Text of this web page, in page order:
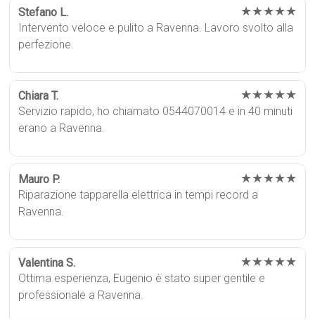
Stefano L. ★★★★★
Intervento veloce e pulito a Ravenna. Lavoro svolto alla
perfezione.
Chiara T. ★★★★★
Servizio rapido, ho chiamato 0544070014 e in 40 minuti
erano a Ravenna.
Mauro P. ★★★★★
Riparazione tapparella elettrica in tempi record a
Ravenna.
Valentina S. ★★★★★
Ottima esperienza, Eugenio è stato super gentile e
professionale a Ravenna.